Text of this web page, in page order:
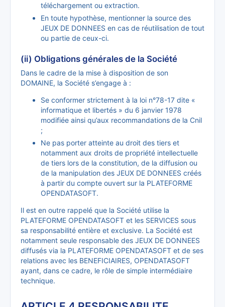
téléchargement ou extraction.
En toute hypothèse, mentionner la source des
JEUX DE DONNEES en cas de réutilisation de tout
ou partie de ceux-ci.
(ii) Obligations générales de la Société
Dans le cadre de la mise à disposition de son
DOMAINE, la Société s’engage à :
Se conformer strictement à la loi n°78-17 dite «
informatique et libertés » du 6 janvier 1978
modifiée ainsi qu’aux recommandations de la Cnil
;
Ne pas porter atteinte au droit des tiers et
notamment aux droits de propriété intellectuelle
de tiers lors de la constitution, de la diffusion ou
de la manipulation des JEUX DE DONNEES créés
à partir du compte ouvert sur la PLATEFORME
OPENDATASOFT.
Il est en outre rappelé que la Société utilise la
PLATEFORME OPENDATASOFT et les SERVICES sous
sa responsabilité entière et exclusive. La Société est
notamment seule responsable des JEUX DE DONNEES
diffusés via la PLATEFORME OPENDATASOFT et de ses
relations avec les BENEFICIAIRES, OPENDATASOFT
ayant, dans ce cadre, le rôle de simple intermédiaire
technique.